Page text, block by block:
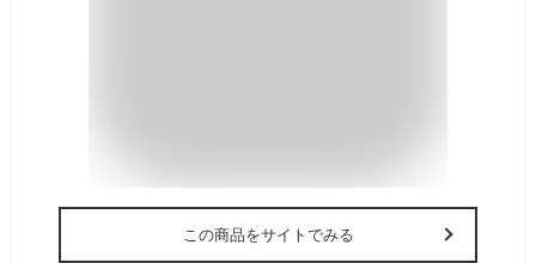
この商品をサイトでみる